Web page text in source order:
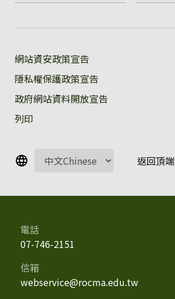
網站資安政策宣告
隱私權保護政策宣告
政府網站資料開放宣告
列印
返回頂端
電話
07-746-2151
信箱
webservice@rocma.edu.tw